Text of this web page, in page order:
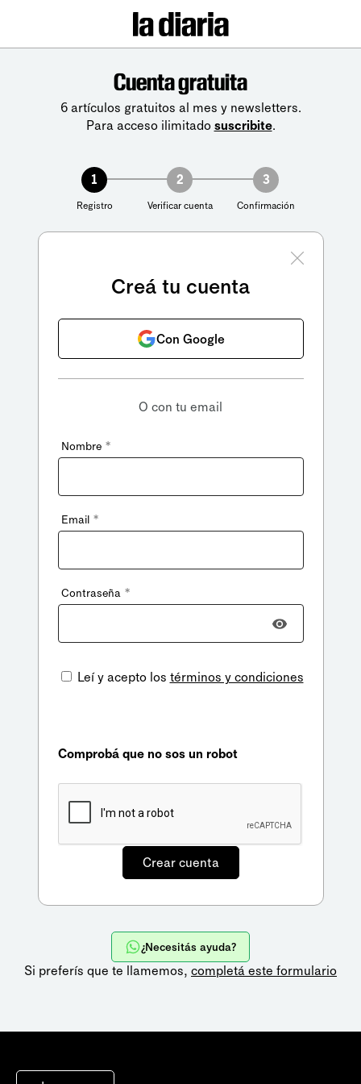
Cuenta gratuita
6 artículos gratuitos al mes y newsletters.
Para acceso ilimitado suscribite.
1
Registro
2
Verificar cuenta
3
Confirmación
Creá tu cuenta
Con Google
O con tu email
Nombre *
Email *
Contraseña *
Leí y acepto los términos y condiciones
Comprobá que no sos un robot
¿Necesitás ayuda?
Si preferís que te llamemos, completá este formulario